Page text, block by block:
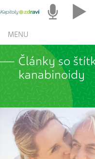
MENU
Články so
kanabinoidy